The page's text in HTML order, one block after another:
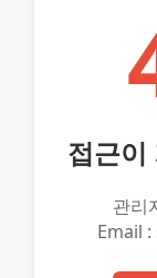
접근이
관리
Email